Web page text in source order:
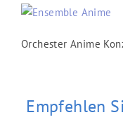
Orchester Anime
Empfehlen